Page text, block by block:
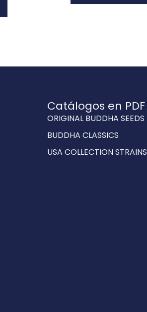
Catálogos en PDF
ORIGINAL BUDDHA SEEDS
BUDDHA CLASSICS
USA COLLECTION STRAINS